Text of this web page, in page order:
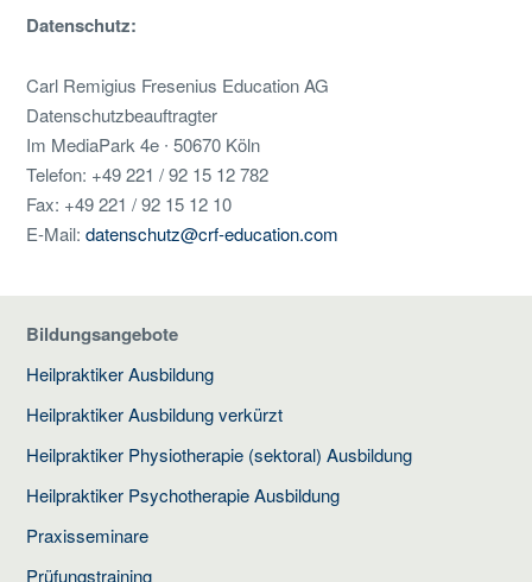
Datenschutz:
Carl Remigius Fresenius Education AG
Datenschutzbeauftragter
Im MediaPark 4e ∙ 50670 Köln
Telefon: +49 221 / 92 15 12 782
Fax: +49 221 / 92 15 12 10
E-Mail:datenschutz@crf-education.com
Bildungsangebote
Heilpraktiker Ausbildung
Heilpraktiker Ausbildung verkürzt
Heilpraktiker Physiotherapie (sektoral) Ausbildung
Heilpraktiker Psychotherapie Ausbildung
Praxisseminare
Prüfungstraining